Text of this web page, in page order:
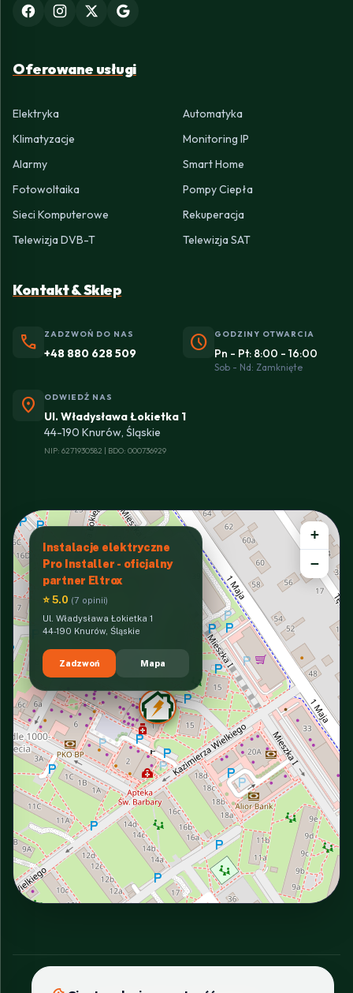
Oferowane usługi
Elektryka
Automatyka
Klimatyzacje
Monitoring IP
Alarmy
Smart Home
Fotowoltaika
Pompy Ciepła
Sieci Komputerowe
Rekuperacja
Telewizja DVB-T
Telewizja SAT
Kontakt & Sklep
phone ZADZWOŃ DO NAS
+48 880 628 509 schedule GODZINY OTWARCIA
Pn - Pt: 8:00 - 16:00
Sob - Nd: Zamknięte
location_on ODWIEDŹ NAS
Ul. Władysława Łokietka 1
44-190 Knurów, Śląskie
NIP: 6271930582 | BDO: 000736929
Instalacje elektryczne
Pro Installer - oficjalny
partner Eltrox
⭐ 5.0 (7 opinii)
Ul. Władysława Łokietka 1
44-190 Knurów, Śląskie
Zadzwoń Mapa
+
−
INTERACTIVE VIEW